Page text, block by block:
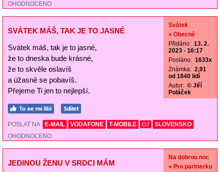
OHODNOCENO
SVÁTEK MÁŠ, TAK JE TO JASNÉ
Svátek máš, tak je to jasné,
že to dneska bude krásné,
že to skvěle oslavíš
a úžasně se pobavíš.
Přejeme Ti jen to nejlepší.
Svátek
» Obecné
Přidáno: 13. 2.
2023 - 16:17
Posláno: 1633x
Známka: 2,91
od 1840 lidí
Autor: © Jiří
Poláček
POSLAT NA E-MAIL VODAFONE T-MOBILE O2
SLOVENSKO
OHODNOCENO
JEDINOU ŽENU V SRDCI MÁM
Na dobrou noc
» Pro partnerku